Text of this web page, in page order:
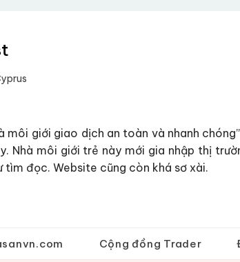
môi giới giao dịch an toàn và nhanh
Nhà môi giới trẻ này mới gia nhập thị
đọc. Website cũng còn khá sơ xài.
Cộng đồng Trader